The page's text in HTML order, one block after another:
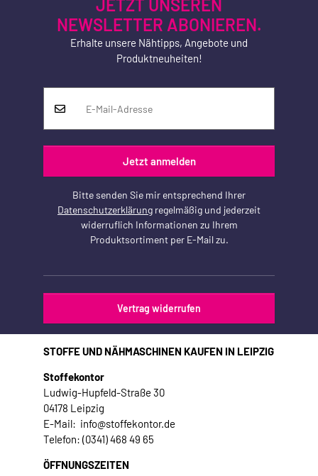
JETZT UNSEREN
NEWSLETTER ABONIEREN.
Erhalte unsere Nähtipps, Angebote und
Produktneuheiten!
Jetzt anmelden
Bitte senden Sie mir entsprechend Ihrer
Datenschutzerklärung regelmäßig und jederzeit
widerruflich Informationen zu Ihrem
Produktsortiment per E-Mail zu.
Vertrag widerrufen
STOFFE UND NÄHMASCHINEN KAUFEN IN LEIPZIG
Stoffekontor
Ludwig-Hupfeld-Straße 30
04178 Leipzig
E-Mail: info@stoffekontor.de
Telefon: (0341) 468 49 65
ÖFFNUNGSZEITEN